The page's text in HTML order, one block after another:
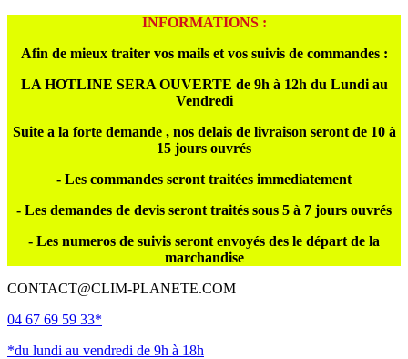
INFORMATIONS :
Afin de mieux traiter vos mails et vos suivis de commandes :
LA HOTLINE SERA OUVERTE de 9h à 12h du Lundi au
Vendredi
Suite a la forte demande , nos delais de livraison seront de 10 à
15 jours ouvrés
- Les commandes seront traitées immediatement
- Les demandes de devis seront traités sous 5 à 7 jours ouvrés
- Les numeros de suivis seront envoyés des le départ de la
marchandise
CONTACT@CLIM-PLANETE.COM
04 67 69 59 33*
*du lundi au vendredi de 9h à 18h